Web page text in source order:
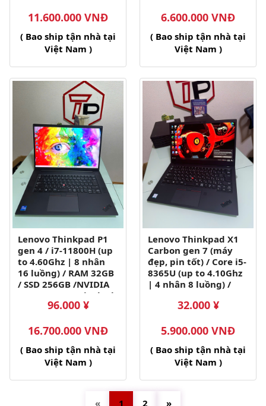
11.600.000 VNĐ
( Bao ship tận nhà tại
Việt Nam )
6.600.000 VNĐ
( Bao ship tận nhà tại
Việt Nam )
Lenovo Thinkpad P1
gen 4 / i7-11800H (up
to 4.60Ghz | 8 nhân
16 luồng) / RAM 32GB
/ SSD 256GB /NVIDIA
T1200 4GB/ 16 inch 2k
IPS(2560x1600)
96.000 ¥
16.700.000 VNĐ
( Bao ship tận nhà tại
Việt Nam )
Lenovo Thinkpad X1
Carbon gen 7 (máy
đẹp, pin tốt) / Core i5-
8365U (up to 4.10Ghz
| 4 nhân 8 luồng) /
/ 14 inch FHD IPS
32.000 ¥
5.900.000 VNĐ
( Bao ship tận nhà tại
Việt Nam )
« 1 2 »